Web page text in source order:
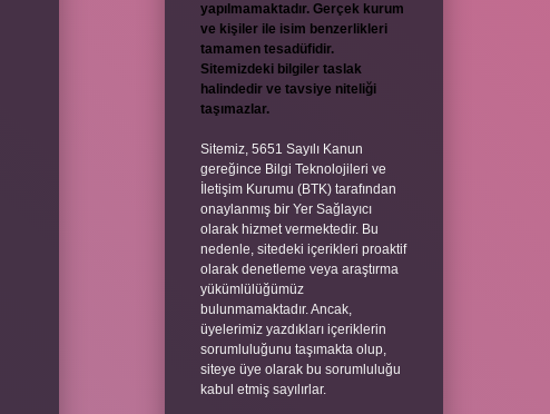
yapılmamaktadır. Gerçek kurum
ve kişiler ile isim benzerlikleri
tamamen tesadüfidir.
Sitemizdeki bilgiler taslak
halindedir ve tavsiye niteliği
taşımazlar.
Sitemiz, 5651 Sayılı Kanun
gereğince Bilgi Teknolojileri ve
İletişim Kurumu (BTK) tarafından
onaylanmış bir Yer Sağlayıcı
olarak hizmet vermektedir. Bu
nedenle, sitedeki içerikleri proaktif
olarak denetleme veya araştırma
yükümlülüğümüz
bulunmamaktadır. Ancak,
üyelerimiz yazdıkları içeriklerin
sorumluluğunu taşımakta olup,
siteye üye olarak bu sorumluluğu
kabul etmiş sayılırlar.